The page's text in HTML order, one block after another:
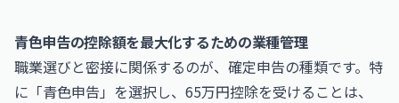
青色申告の控除額を最大化するための業種管理
職業選びと密接に関係するのが、確定申告の種類です。特
に「青色申告」を選択し、65万円控除を受けることは、